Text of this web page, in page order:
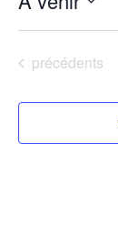
une
Évènements
précédents